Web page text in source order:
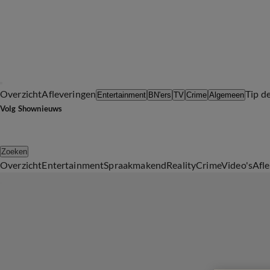
OverzichtAfleveringen Entertainment BN'ers TV Crime AlgemeenTip
Volg Shownieuws
Zoeken
OverzichtEntertainmentSpraakmakendRealityCrimeVideo's